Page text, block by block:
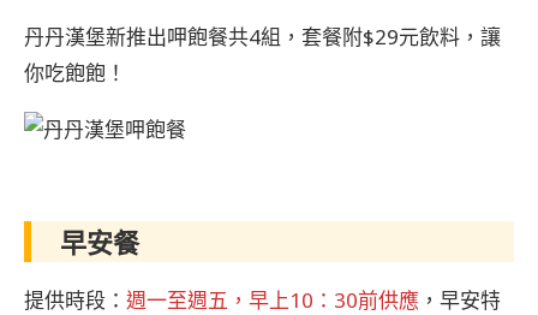
丹丹漢堡新推出呷飽餐共4組，套餐附$29元飲料，讓
你吃飽飽！
早安餐
提供時段： 週一至週五，早上10：30前供應 ，早安特